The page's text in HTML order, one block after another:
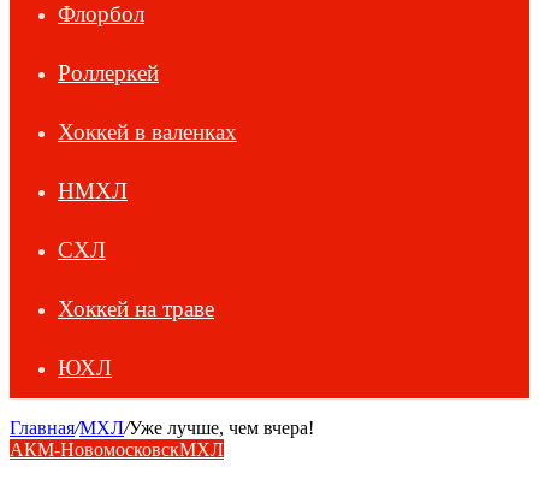
Флорбол
Роллеркей
Хоккей в валенках
НМХЛ
СХЛ
Хоккей на траве
ЮХЛ
Главная/МХЛ/Уже лучше, чем вчера!
АКМ-НовомосковскМХЛ